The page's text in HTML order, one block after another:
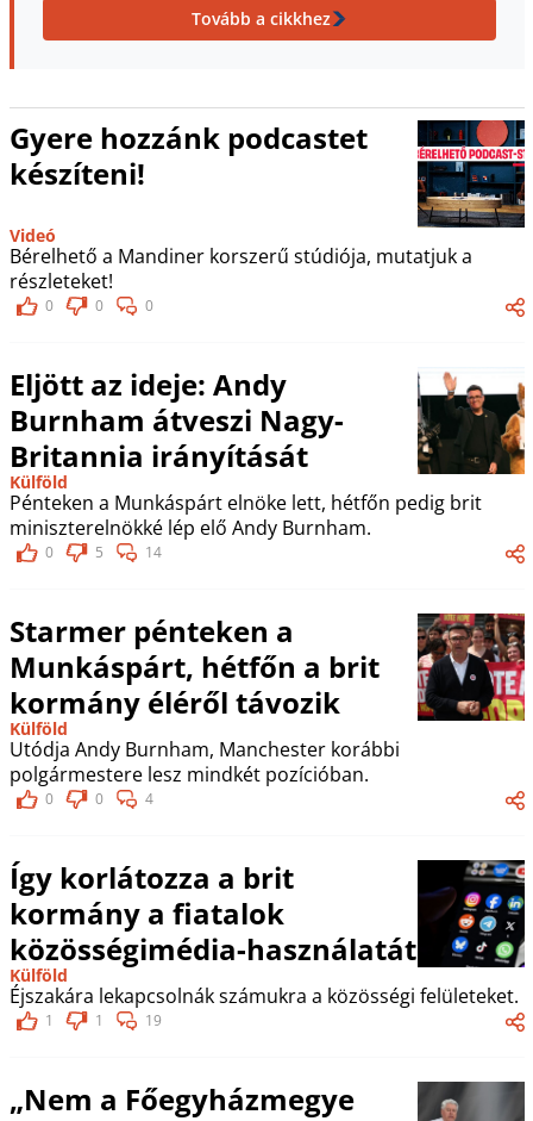
Tovább a cikkhez
Gyere hozzánk podcastet
készíteni!
Videó
Bérelhető a Mandiner korszerű stúdiója, mutatjuk a
részleteket!
0 0 0
Eljött az ideje: Andy
Burnham átveszi Nagy-
Britannia irányítását
Külföld
Pénteken a Munkáspárt elnöke lett, hétfőn pedig brit
miniszterelnökké lép elő Andy Burnham.
0 5 14
Starmer pénteken a
Munkáspárt, hétfőn a brit
kormány éléről távozik
Külföld
Utódja Andy Burnham, Manchester korábbi
polgármestere lesz mindkét pozícióban.
0 0 4
Így korlátozza a brit
kormány a fiatalok
közösségimédia-használatát
Külföld
Éjszakára lekapcsolnák számukra a közösségi felületeket.
1 1 19
„Nem a Főegyházmegye